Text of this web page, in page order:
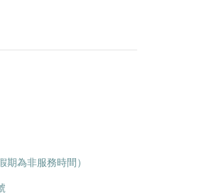
為非服務時間）